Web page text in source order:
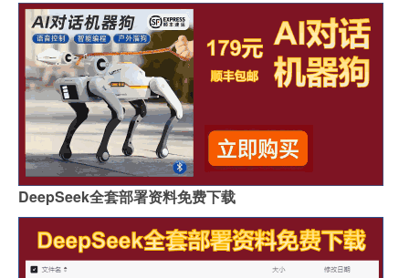
DeepSeek全套部署资料免费下载